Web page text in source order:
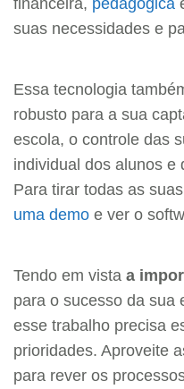
suas necessidades e
Essa tecnologia
robusto para a sua
escola, o controle das
individual dos alunos e
Para tirar todas as
uma demo e ver o
Tendo em vista a
para o sucesso da sua
esse trabalho precisa
prioridades. Aproveite
para rever os